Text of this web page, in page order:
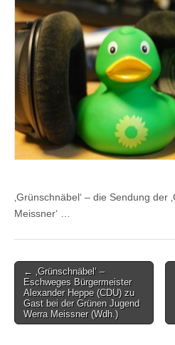
‚Grünschnäbel‘ – die Sendung der
Meissner‘ …
Post
navigation
← ‚Grünschnäbel‘ –
Eschweges Bürgermeister
Alexander Heppe (CDU) zu
Gast bei der Grünen Jugend
Werra Meissner (Wdh.)